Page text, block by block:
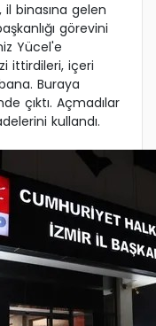
binasına gelen
görevini
Yücel'e
ittirdileri, içeri
Buraya
çıktı. Açmadılar
kullandı.